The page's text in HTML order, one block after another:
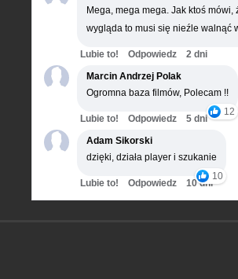
Mega, mega mega. Jak ktoś mówi,
wygląda to musi się nieźle walnąć
Lubie to! Odpowiedz
2 dni
Marcin Andrzej Polak
Ogromna baza filmów, Polecam !!
12
Lubie to! Odpowiedz
5 dni
Adam Sikorski
dzięki, działa player i szukanie
10
Lubie to! Odpowiedz 10 dni